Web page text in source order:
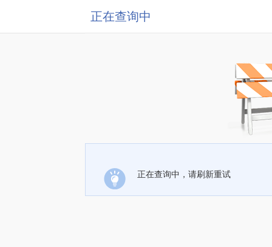
正在查询中
正在查询中，请刷新重试